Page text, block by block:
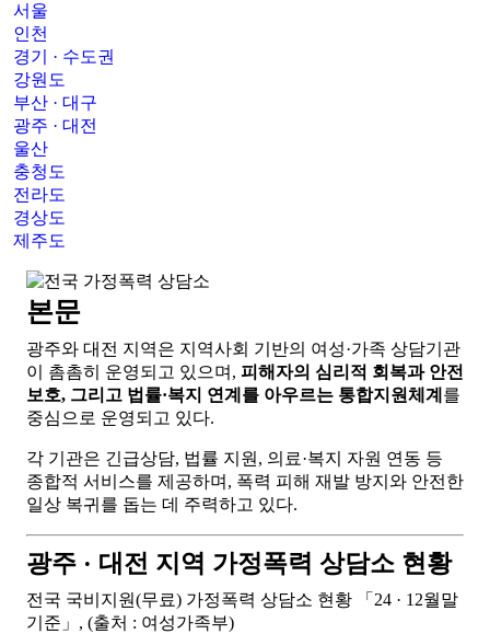
본문
광주와 대전 지역은 지역사회 기반의 여성·가족 상담기관
이 촘촘히 운영되고 있으며, 피해자의 심리적 회복과 안전
보호, 그리고 법률·복지 연계를 아우르는 통합지원체계 를
중심으로 운영되고 있다.
각 기관은 긴급상담, 법률 지원, 의료·복지 자원 연동 등
종합적 서비스를 제공하며, 폭력 피해 재발 방지와 안전한
일상 복귀를 돕는 데 주력하고 있다.
광주 · 대전 지역 가정폭력 상담소 현황
전국 국비지원(무료) 가정폭력 상담소 현황 「24 · 12월말
기준」, (출처 : 여성가족부)
서울
인천
경기 · 수도권
강원도
부산 · 대구
광주 · 대전
울산
충청도
전라도
경상도
제주도